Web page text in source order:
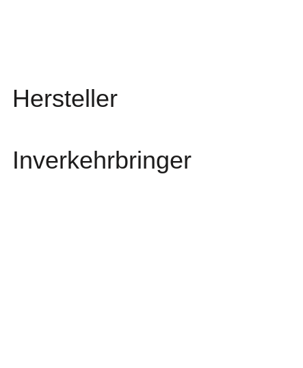
Hersteller
Inverkehrbringer